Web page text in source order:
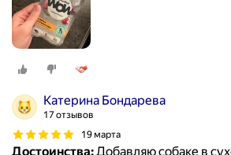
Катерина Бондарева
17 отзывов
19 марта
Достоинства:Добавляю собаке в